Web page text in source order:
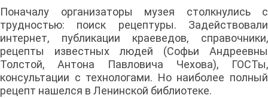
Поначалу организаторы музея столкнулись с
трудностью: поиск рецептуры. Задействовали
интернет, публикации краеведов, справочники,
рецепты известных людей (Софьи Андреевны
Толстой, Антона Павловича Чехова), ГОСТы,
консультации с технологами. Но наиболее полный
рецепт нашелся в Ленинской библиотеке.